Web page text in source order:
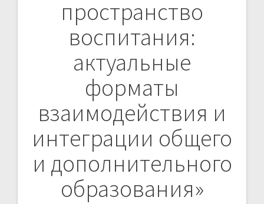
пространство
воспитания:
актуальные
форматы
взаимодействия и
интеграции общего
и дополнительного
образования»